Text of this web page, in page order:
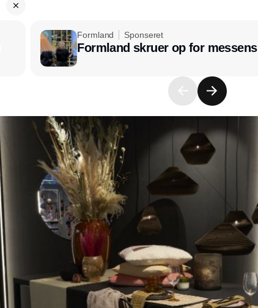
Formland Sponseret
Formland skruer op for